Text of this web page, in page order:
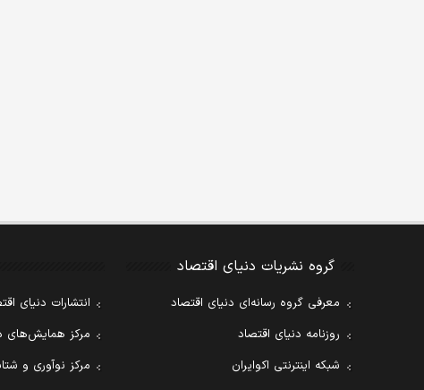
گروه نشریات دنیای اقتصاد
معرفی گروه رسانه‌ای دنیای اقتصاد
روزنامه دنیای اقتصاد
شبکه اینترنتی اکوایران
انتشارات دنیای
مرکز همایش‌های
مرکز نوآوری و